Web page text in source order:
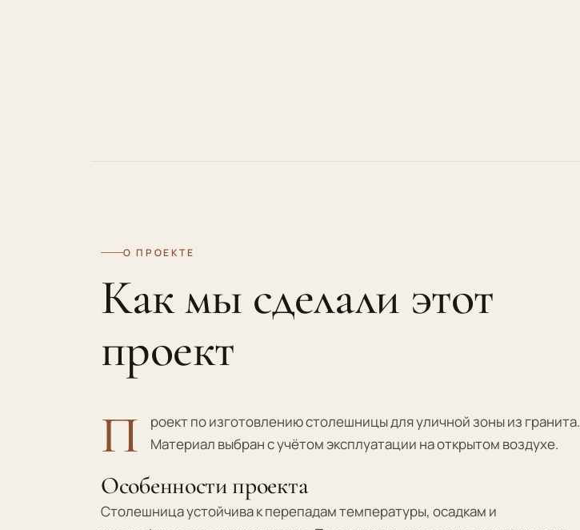
О ПРОЕКТЕ
Как мы сделали этот
проект
П
роект по изготовлению столешницы для уличной зоны из гранита.
Материал выбран с учётом эксплуатации на открытом воздухе.
Особенности проекта
Столешница устойчива к перепадам температуры, осадкам и